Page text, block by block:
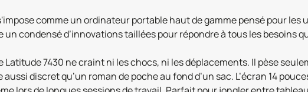
comme un ordinateur portable haut de gamme pensé pour
condensé d’innovations taillées pour répondre à tous les besoins
7430 ne craint ni les chocs, ni les déplacements. Il pèse
discret qu’un roman de poche au fond d’un sac. L’écran 14